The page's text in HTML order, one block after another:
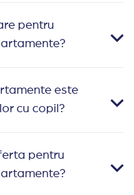
pentru
este
cu copil?
pentru